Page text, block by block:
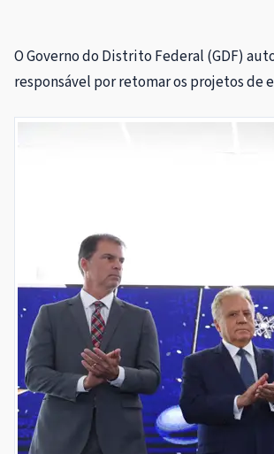
O Governo do Distrito Federal (GDF)
responsável por retomar os projetos de